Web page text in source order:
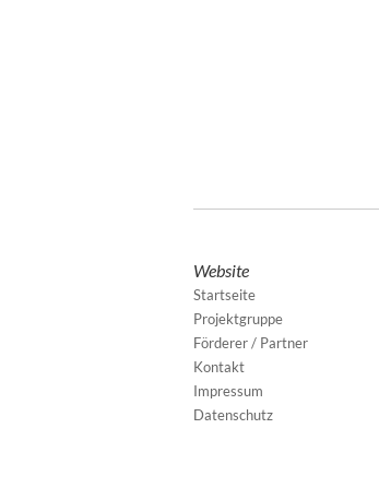
Website
Startseite
Projektgruppe
Förderer / Partner
Kontakt
Impressum
Datenschutz